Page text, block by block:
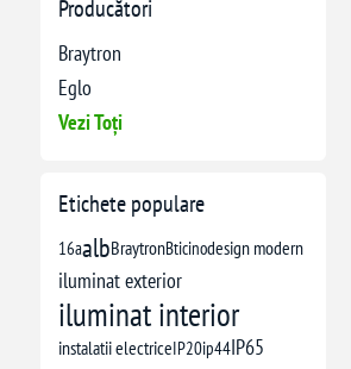
Producători
Braytron
Eglo
Vezi Toți
Etichete populare
16aalbBraytronBticinodesign modern
iluminat exterior
iluminat interior
instalatii electriceIP20ip44IP65